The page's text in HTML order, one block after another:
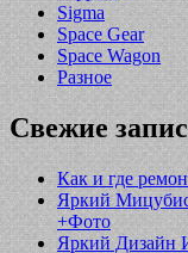
Sigma
Space Gear
Space Wagon
Разное
Свежие
Как и где
Яркий
+Фото
Яркий Дизайн